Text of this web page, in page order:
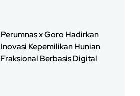
Perumnas x Goro Hadirkan
Inovasi Kepemilikan Hunian
Fraksional Berbasis Digital